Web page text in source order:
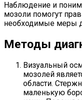
Наблюдение и
мозоли помогут
необходимые меры
Методы
Визуальный
мозолей
области.
маленькую